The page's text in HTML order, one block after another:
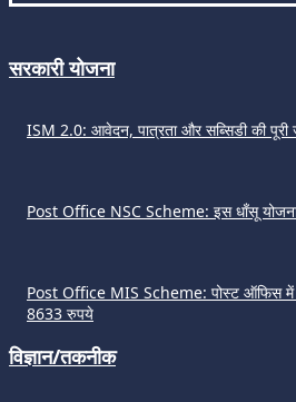
सरकारी योजना
ISM 2.0: आवेदन, पात्रता और सब्सिडी की पूरी
Post Office NSC Scheme: इस धाँसू
Post Office MIS Scheme: पोस्ट ऑफिस में
8633 रुपये
विज्ञान/तकनीक